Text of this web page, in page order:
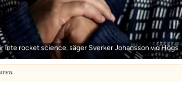
inte rocket science, säger Sverker Johansson vid Högs